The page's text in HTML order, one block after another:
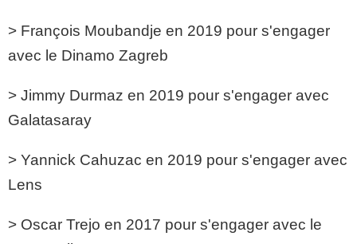
> François Moubandje en 2019 pour s'engager
avec le Dinamo Zagreb
> Jimmy Durmaz en 2019 pour s'engager avec
Galatasaray
> Yannick Cahuzac en 2019 pour s'engager avec
Lens
> Oscar Trejo en 2017 pour s'engager avec le